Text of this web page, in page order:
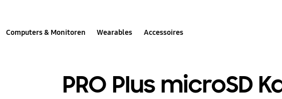
Computers & Monitoren Wearables Accessoires
PRO Plus microSD